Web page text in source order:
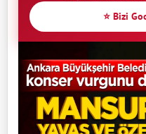
⭐ Bizi